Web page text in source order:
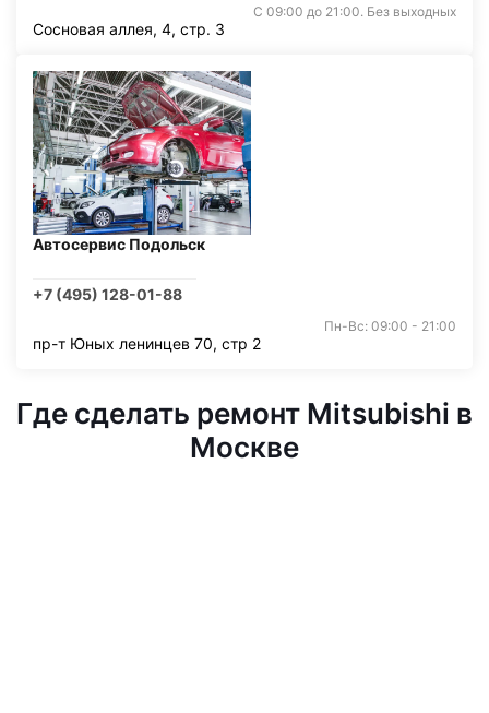
С 09:00 до 21:00. Без выходных
Сосновая аллея, 4, стр. 3
Автосервис Подольск
+7 (495) 128-01-88
Пн-Вс: 09:00 - 21:00
пр-т Юных ленинцев 70, стр 2
Где сделать ремонт Mitsubishi в
Москве